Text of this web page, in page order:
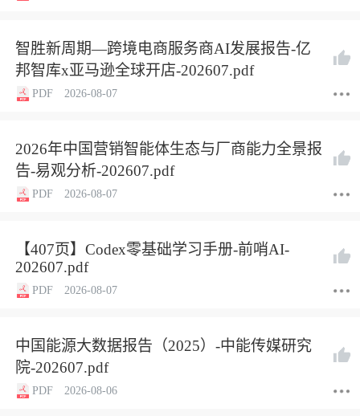
智胜新周期—跨境电商服务商AI发展报告-亿
邦智库x亚马逊全球开店-202607.pdf
PDF 2026-08-07
2026年中国营销智能体生态与厂商能力全景报
告-易观分析-202607.pdf
PDF 2026-08-07
【407页】Codex零基础学习手册-前哨AI-
202607.pdf
PDF 2026-08-07
中国能源大数据报告（2025）-中能传媒研究
院-202607.pdf
PDF 2026-08-06